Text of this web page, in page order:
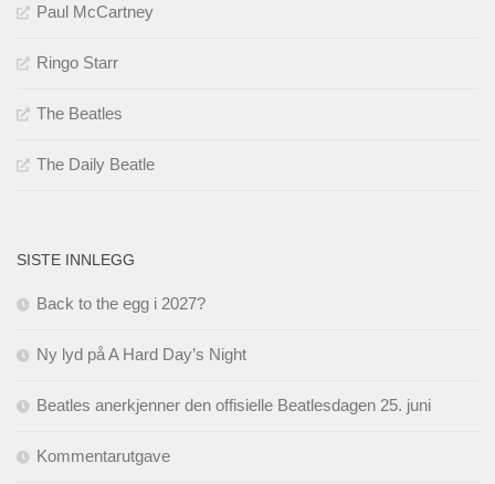
Paul McCartney
Ringo Starr
The Beatles
The Daily Beatle
SISTE INNLEGG
Back to the egg i 2027?
Ny lyd på A Hard Day’s Night
Beatles anerkjenner den offisielle Beatlesdagen 25. juni
Kommentarutgave